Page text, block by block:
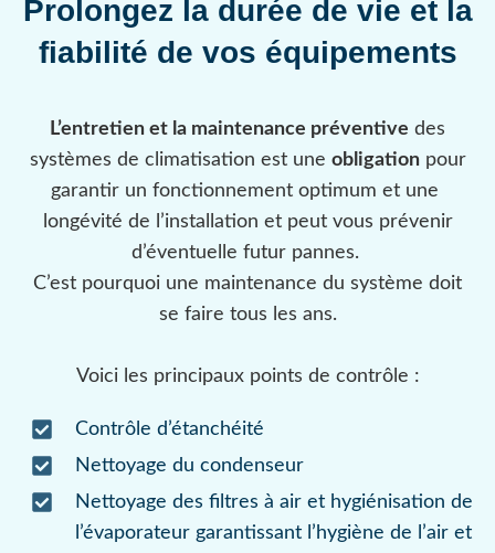
Prolongez la durée de vie et la
fiabilité de vos équipements
L’entretien et la maintenance préventive des
systèmes de climatisation est une obligationpour
garantir un fonctionnement optimum et une
longévité de l’installation et peut vous prévenir
d’éventuelle futur pannes.
C’est pourquoi une maintenance du système doit
se faire tous les ans.
Voici les principaux points de contrôle :
Contrôle d’étanchéité
Nettoyage du condenseur
Nettoyage des filtres à air et hygiénisation de
l’évaporateur garantissant l’hygiène de l’air et